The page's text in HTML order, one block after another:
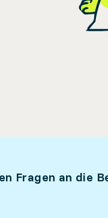
Fragen an die